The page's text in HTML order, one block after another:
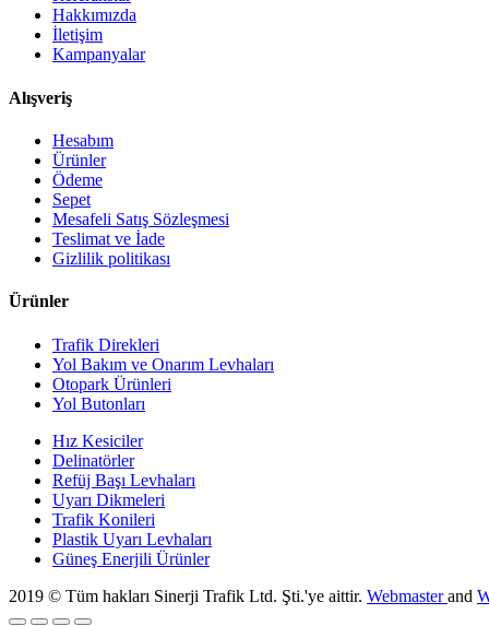
Hakkımızda
İletişim
Kampanyalar
Alışveriş
Hesabım
Ürünler
Ödeme
Sepet
Mesafeli Satış Sözleşmesi
Teslimat ve İade
Gizlilik politikası
Ürünler
Trafik Direkleri
Yol Bakım ve Onarım Levhaları
Otopark Ürünleri
Yol Butonları
Hız Kesiciler
Delinatörler
Refüj Başı Levhaları
Uyarı Dikmeleri
Trafik Konileri
Plastik Uyarı Levhaları
Güneş Enerjili Ürünler
2019 © Tüm hakları Sinerji Trafik Ltd. Şti.'ye aittir. Webmasterand